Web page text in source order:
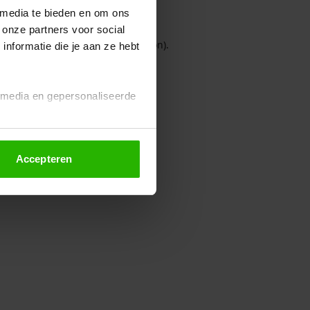
te bieden en om ons
partners voor social
die je aan ze hebt
en gepersonaliseerde
altijd wijzigen of
Accepteren
console for more information).